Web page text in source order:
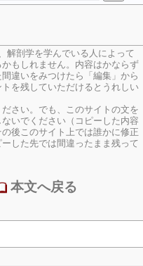
解剖学を学んでいる人によって
もしれません。内容はかならず
間違いをみつけたら「編集」から
を残していただけるとうれしい
さい。でも、このサイトの文を
いでください（コピーした内容
後このサイト上では誰かに修正
した先では間違ったまま残って
本文へ戻る